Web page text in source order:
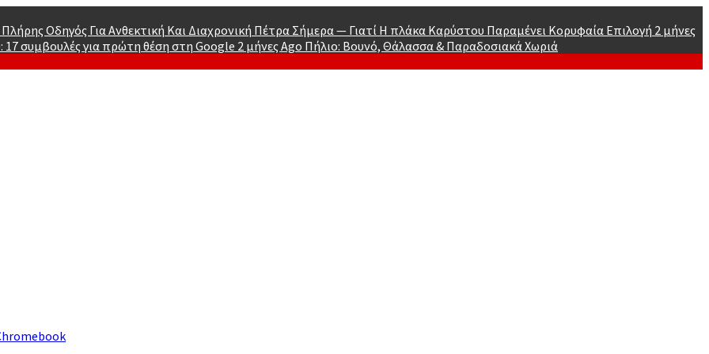
Οδηγός Για Ανθεκτική Και Διαχρονική Πέτρα Σήμερα — Γιατί Η πλάκα Καρύστου Παραμένει Κορυφαία Επιλογή 2 μήνες
17 συμβουλές για πρώτη θέση στη Google 2 μήνες Ago Πήλιο: Βουνό, Θάλασσα & Παραδοσιακά Χωριά